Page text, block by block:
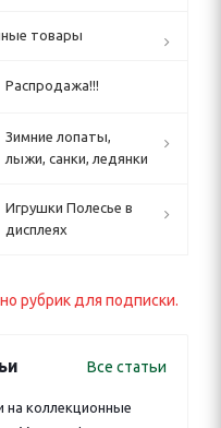
товары
Распродажа!!!
Зимние лопаты,
лыжи, санки, ледянки
Игрушки Полесье в
дисплеях
рубрик для подписки.
Все статьи
на коллекционные